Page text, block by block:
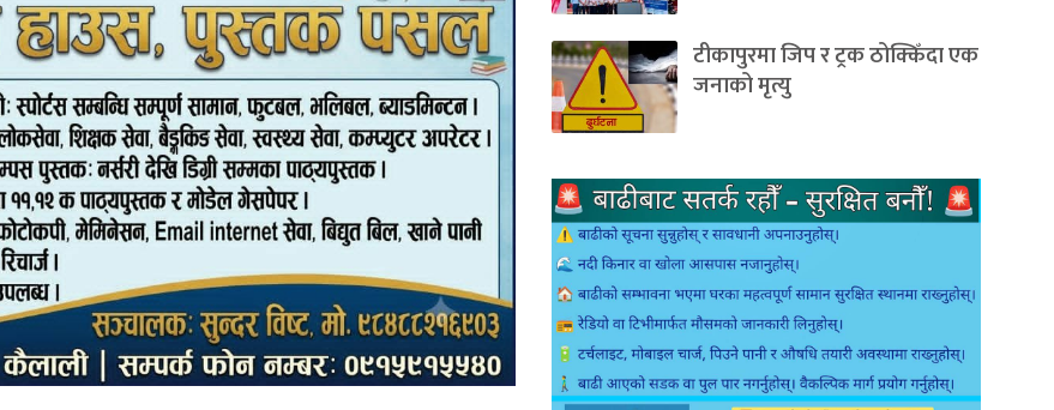
टीकापुरमा जिप र ट्रक ठोक्किँदा एक
जनाको मृत्यु